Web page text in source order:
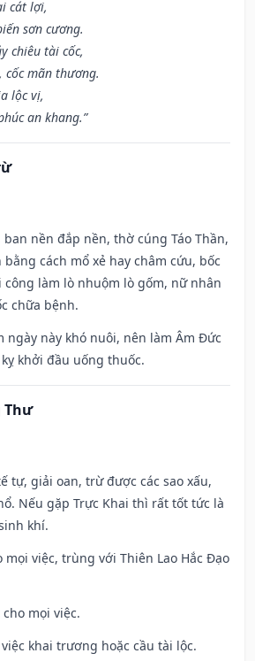
cát lợi,
sơn cương.
chiêu tài cốc,
cốc mãn thương.
lộc vị,
an khang.”
nền đắp nền, thờ cúng Táo Thần,
cách mổ xẻ hay châm cứu, bốc
công làm lò nhuộm lò gốm, nữ nhân
chữa bệnh.
ngày này khó nuôi, nên làm Âm Đức
khởi đầu uống thuốc.
Thư
tự, giải oan, trừ được các sao xấu,
Nếu gặp Trực Khai thì rất tốt tức là
khí.
mọi việc, trùng với Thiên Lao Hắc Đạo
mọi việc.
khai trương hoặc cầu tài lộc.